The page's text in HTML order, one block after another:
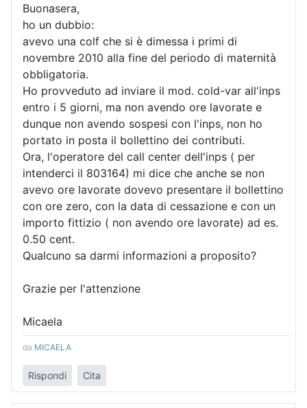
Buonasera,
ho un dubbio:
avevo una colf che si è dimessa i primi di
novembre 2010 alla fine del periodo di maternità
obbligatoria.
Ho provveduto ad inviare il mod. cold-var all'inps
entro i 5 giorni, ma non avendo ore lavorate e
dunque non avendo sospesi con l'inps, non ho
portato in posta il bollettino dei contributi.
Ora, l'operatore del call center dell'inps ( per
intenderci il 803164) mi dice che anche se non
avevo ore lavorate dovevo presentare il bollettino
con ore zero, con la data di cessazione e con un
importo fittizio ( non avendo ore lavorate) ad es.
0.50 cent.
Qualcuno sa darmi informazioni a proposito?
Grazie per l'attenzione
Micaela
da MICAELA
Rispondi Cita